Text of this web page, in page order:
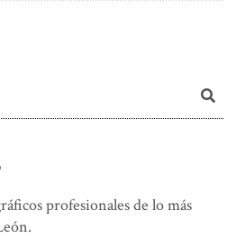
profesionales de lo más